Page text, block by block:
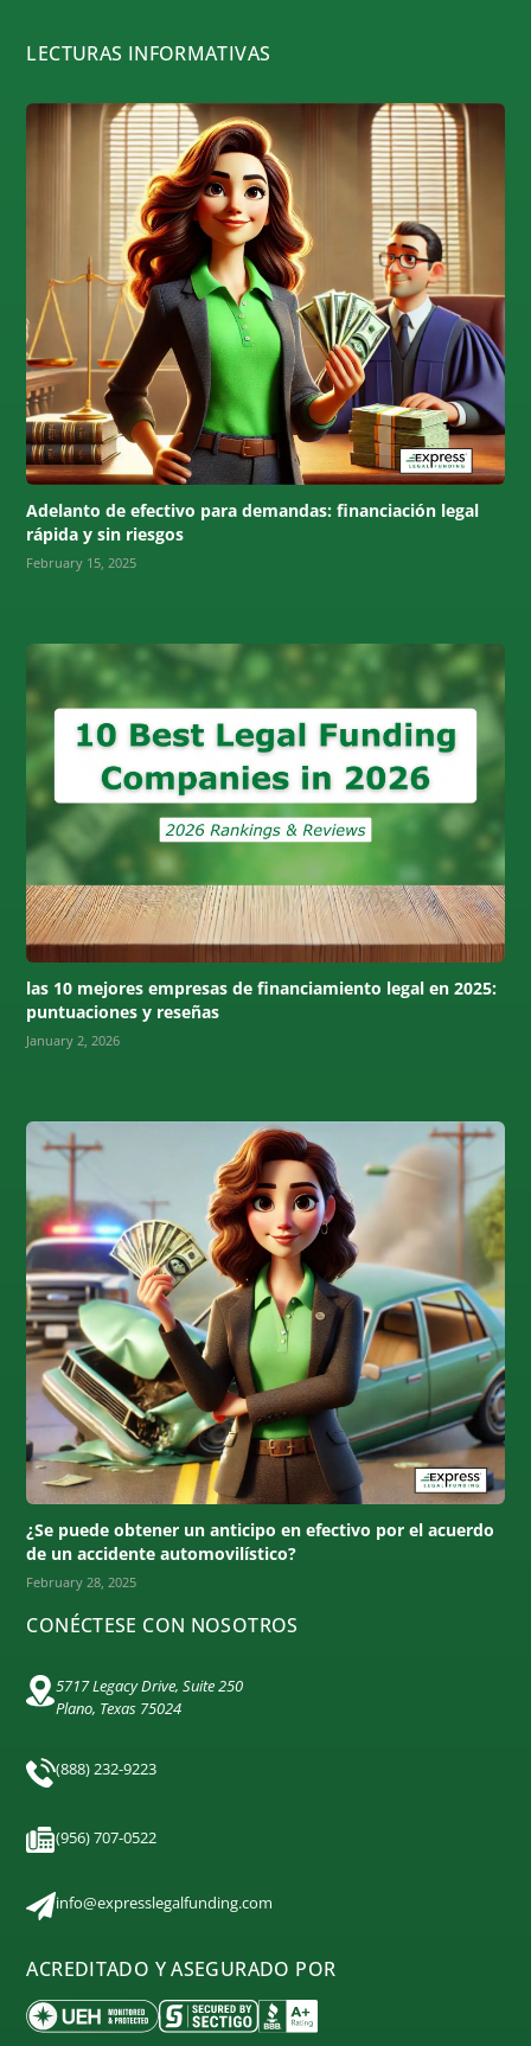
LECTURAS INFORMATIVAS
Adelanto de efectivo para demandas: financiación legal
rápida y sin riesgos
February 15, 2025
las 10 mejores empresas de financiamiento legal en 2025:
puntuaciones y reseñas
January 2, 2026
¿Se puede obtener un anticipo en efectivo por el acuerdo
de un accidente automovilístico?
February 28, 2025
CONÉCTESE CON NOSOTROS
5717 Legacy Drive, Suite 250
Plano, Texas 75024
(888) 232-9223
(956) 707-0522
info@expresslegalfunding.com
ACREDITADO Y ASEGURADO POR